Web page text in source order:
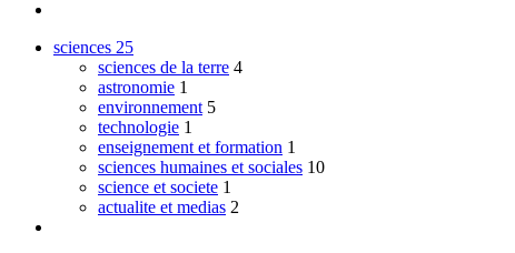
sciences 25
sciences de la terre 4
astronomie 1
environnement 5
technologie 1
enseignement et formation 1
sciences humaines et sociales 10
science et societe 1
actualite et medias 2